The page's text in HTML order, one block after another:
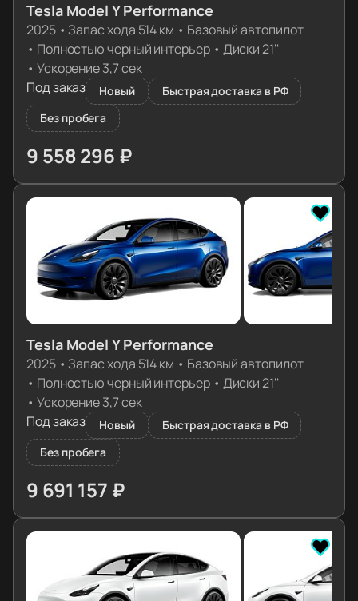
Tesla Model Y Performance
2025• Запас хода 514 км • Базовый автопилот
• Полностью черный интерьер• Диски 21''
• Ускорение 3,7 сек
Под заказ
Новый
Быстрая доставка в РФ
Без пробега
9 558 296 ₽
≈ 96 762€
Tesla Model Y Performance
2025• Запас хода 514 км • Базовый автопилот
• Полностью черный интерьер• Диски 21''
• Ускорение 3,7 сек
Под заказ
Новый
Быстрая доставка в РФ
Без пробега
9 691 157 ₽
≈ 98 107€